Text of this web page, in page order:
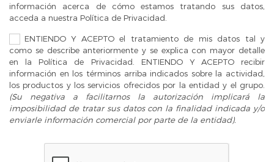
información acerca de cómo estamos tratando sus datos,
acceda a nuestra Política de Privacidad
ENTIENDO Y ACEPTO el tratamiento de mis datos tal y
como se describe anteriormente y se explica con mayor detalle
en la Política de Privacidad . ENTIENDO Y ACEPTO recibir
información en los términos arriba indicados sobre la actividad,
los productos y los servicios ofrecidos por la entidad y el grupo.
(Su negativa a facilitarnos la autorización implicará la
imposibilidad de tratar sus datos con la finalidad indicada y/o
enviarle información comercial por parte de la entidad).